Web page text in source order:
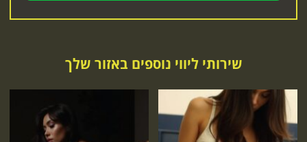
שירותי ליווי נוספים באזור שלך